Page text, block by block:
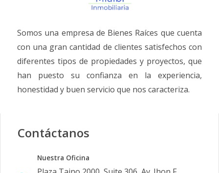
Somos una empresa de Bienes Raíces que cuenta
con una gran cantidad de clientes satisfechos con
diferentes tipos de propiedades y proyectos, que
han puesto su confianza en la experiencia,
honestidad y buen servicio que nos caracteriza.
Contáctanos
Nuestra Oficina